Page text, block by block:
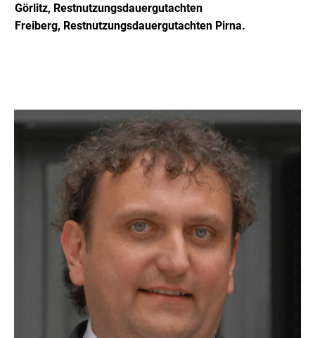
Görlitz, Restnutzungsdauergutachten
Freiberg, Restnutzungsdauergutachten Pirna.